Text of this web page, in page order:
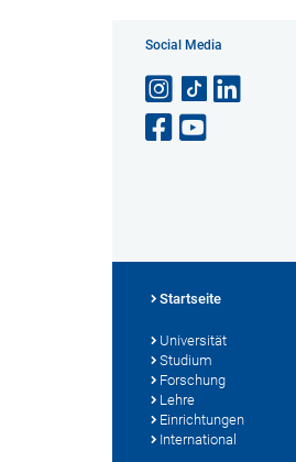
Social Media
Startseite
Universität
Studium
Forschung
Lehre
Einrichtungen
International